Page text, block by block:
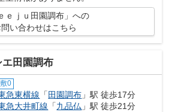
ｅｊｕ田園調布」への
問い合わせはこちら
エ田園調布
敷0
急東横線 「 田園調布 」駅 徒歩17分
急大井町線 「九品仏 」駅 徒歩21分